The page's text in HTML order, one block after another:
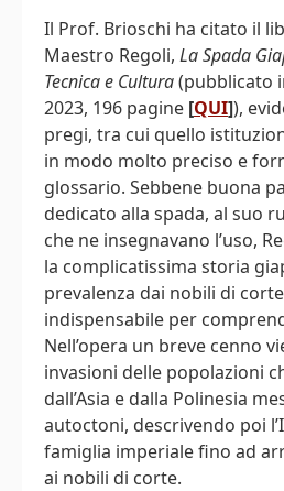
Il Prof. Brioschi ha citato il
Maestro Regoli, La Spada
Tecnica e Cultura(pubblicato
2023, 196 pagine [QUI]),
pregi, tra cui quello
in modo molto preciso e
glossario. Sebbene buona
dedicato alla spada, al suo
che ne insegnavano l’uso,
la complicatissima storia
prevalenza dai nobili di
indispensabile per
Nell’opera un breve cenno
invasioni delle popolazioni
dall’Asia e dalla Polinesia
autoctoni, descrivendo poi
famiglia imperiale fino ad
ai nobili di corte.